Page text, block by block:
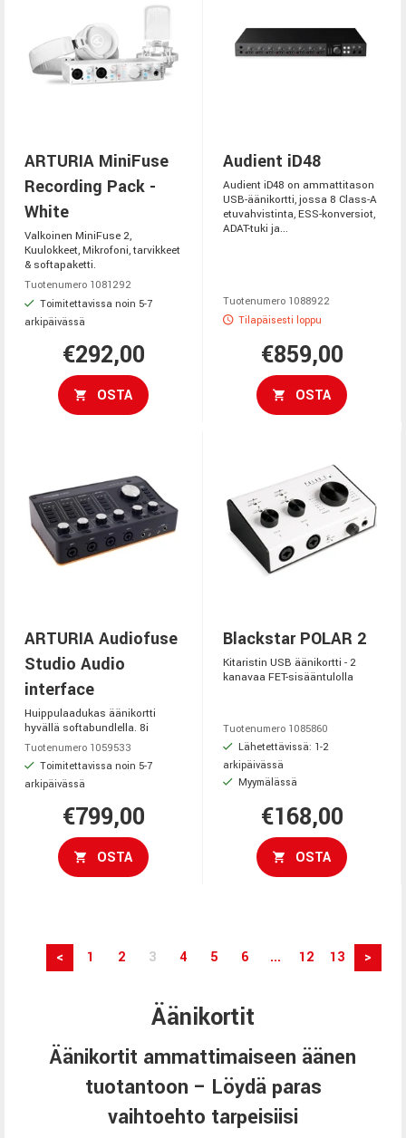
ARTURIA MiniFuse
Recording Pack -
White
Valkoinen MiniFuse 2,
Kuulokkeet, Mikrofoni, tarvikkeet
& softapaketti.
Tuotenumero 1081292
Toimitettavissa noin 5-7
arkipäivässä
€292,00
OSTA
Audient iD48
Audient iD48 on ammattitason
USB-äänikortti, jossa 8 Class-A
etuvahvistinta, ESS-konversiot,
ADAT-tuki ja...
Tuotenumero 1088922
Tilapäisesti loppu
€859,00
OSTA
ARTURIA Audiofuse
Studio Audio
interface
Huippulaadukas äänikortti
hyvällä softabundlella. 8i
Tuotenumero 1059533
Toimitettavissa noin 5-7
arkipäivässä
€799,00
OSTA
Blackstar POLAR 2
Kitaristin USB äänikortti - 2
kanavaa FET-sisääntulolla
Tuotenumero 1085860
Lähetettävissä: 1-2
arkipäivässä
Myymälässä
€168,00
OSTA
< 1 2 3 4 5 6 ... 12 13 >
Äänikortit
Äänikortit ammattimaiseen äänen
tuotantoon – Löydä paras
vaihtoehto tarpeisiisi